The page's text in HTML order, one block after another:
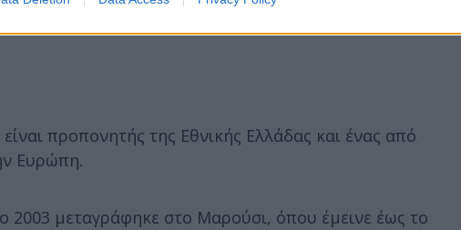
προπονητής της Εθνικής Ελλάδας και ένας από
Ευρώπη.
2003 μεταγράφηκε στο Μαρούσι, όπου έμεινε έως το